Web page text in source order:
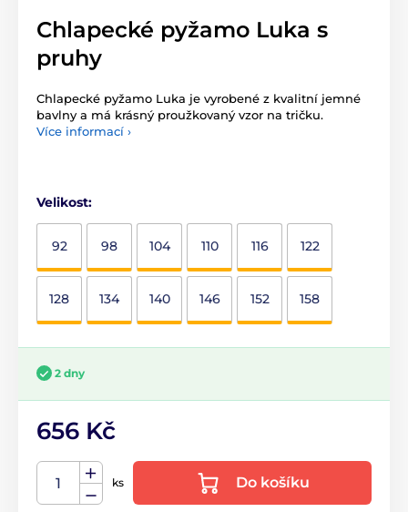
Chlapecké pyžamo Luka s
pruhy
Chlapecké pyžamo Luka je vyrobené z kvalitní jemné
bavlny a má krásný proužkovaný vzor na tričku.
Více informací ›
Velikost:
92 98 104 110 116 122
128 134 140 146 152 158
2 dny
656 Kč
ks Do košíku